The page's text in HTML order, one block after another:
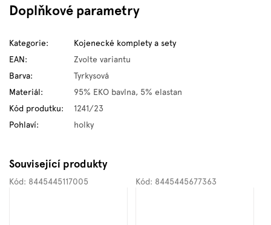
Doplňkové parametry
Kategorie:
Kojenecké komplety a sety
EAN:
Zvolte variantu
Barva:
Tyrkysová
Materiál:
95% EKO bavlna, 5% elastan
Kód produtku:
1241/23
Pohlaví: holky
Související produkty
Kód: 8445445117005 Kód: 8445445677363